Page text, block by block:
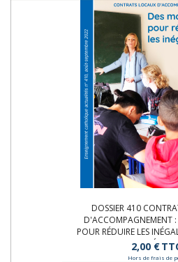
DOSSIER 410
D'ACCOMPAGNEMENT :
POUR RÉDUIRE LES
2,00 €
Hors de frais de